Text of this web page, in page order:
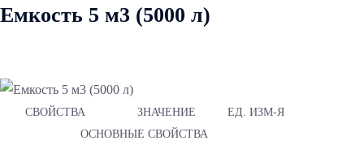
Емкость 5 м3 (5000 л)
СВОЙСТВА ЗНАЧЕНИЕ
ЕД. ИЗМ-Я
ОСНОВНЫЕ СВОЙСТВА